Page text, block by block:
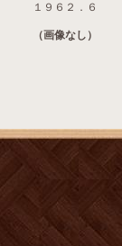
１９６２．６
（画像なし）